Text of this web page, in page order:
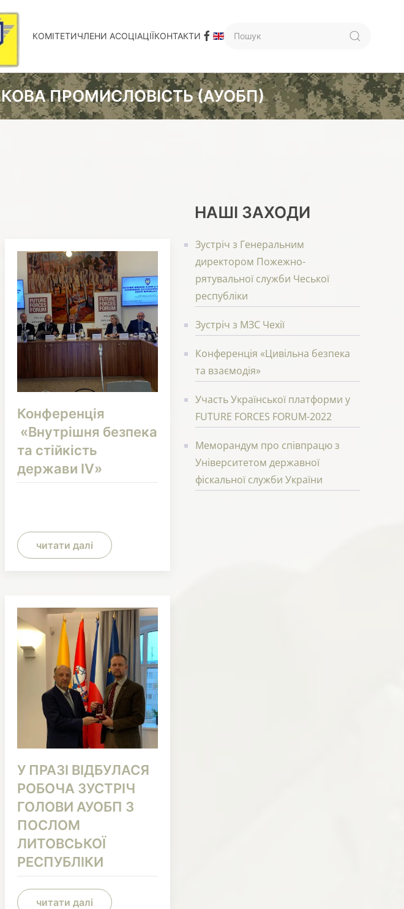
КОМІТЕТИЧЛЕНИ АСОЦІАЦІЇКОНТАКТИ
ПРОМИСЛОВІСТЬ (АУОБП)
Конференція
«Внутрішня безпека
та стійкість
держави IV»
читати далі
У ПРАЗІ ВІДБУЛАСЯ
РОБОЧА ЗУСТРІЧ
ГОЛОВИ АУОБП З
ПОСЛОМ
ЛИТОВСЬКОЇ
РЕСПУБЛІКИ
читати далі
НАШІ ЗАХОДИ
Зустріч з Генеральним
директором Пожежно-
рятувальної служби Чеської
республіки
Зустріч з МЗС Чехії
Конференція «Цивільна безпека
та взаємодія»
Участь Української платформи у
FUTURE FORCES FORUM-2022
Меморандум про співпрацю з
Університетом державної
фіскальної служби України